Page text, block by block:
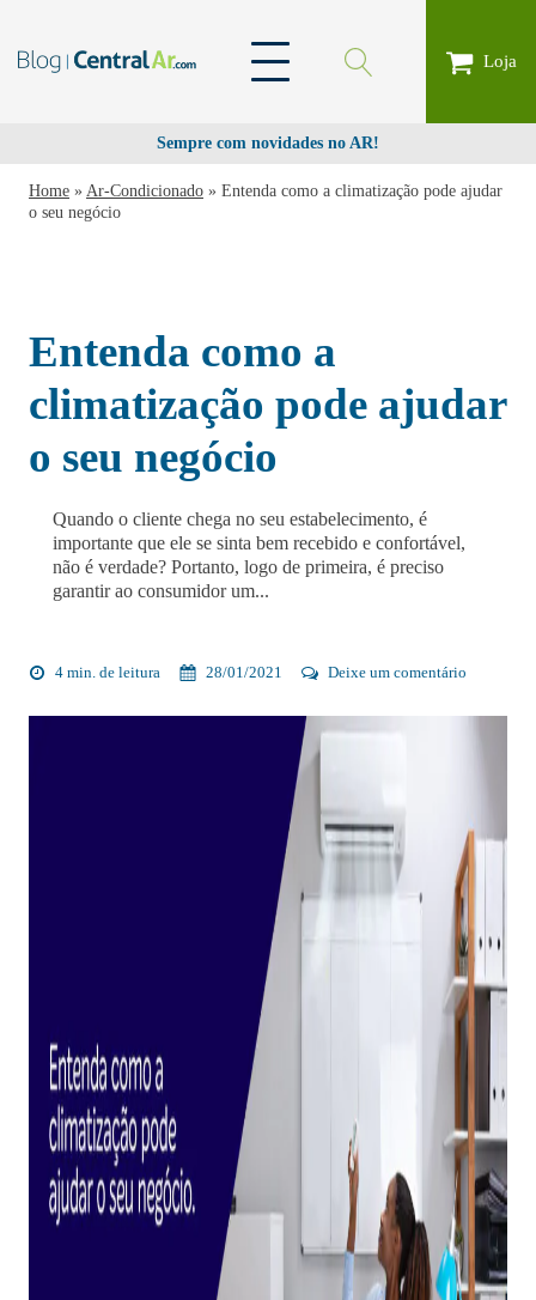
Loja
Sempre com novidades no AR!
Home » Ar-Condicionado » Entenda como a climatização pode ajudar
o seu negócio
Entenda como a
climatização pode ajudar
o seu negócio
Quando o cliente chega no seu estabelecimento, é
importante que ele se sinta bem recebido e confortável,
não é verdade? Portanto, logo de primeira, é preciso
garantir ao consumidor um...
4 min. de leitura 28/01/2021 Deixe um comentário